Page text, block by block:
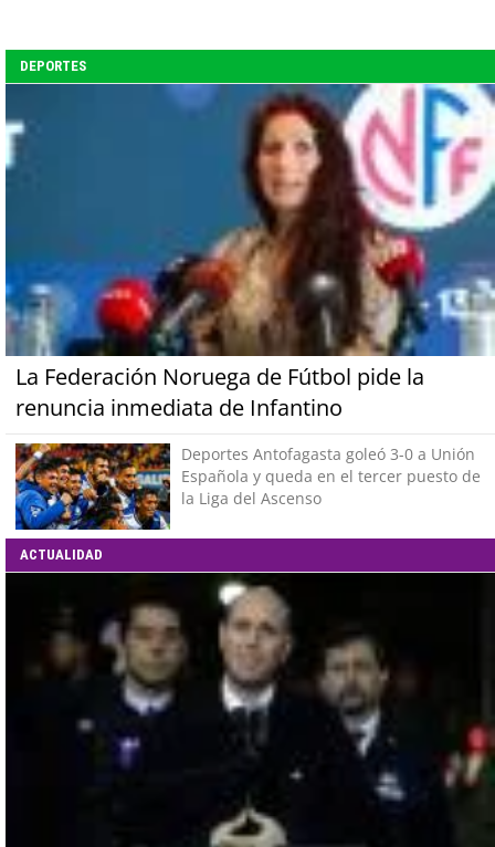
DEPORTES
La Federación Noruega de Fútbol pide la
renuncia inmediata de Infantino
Deportes Antofagasta goleó 3-0 a Unión
Española y queda en el tercer puesto de
la Liga del Ascenso
ACTUALIDAD